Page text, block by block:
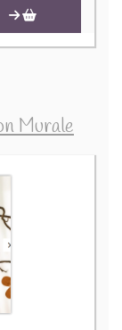
Murale